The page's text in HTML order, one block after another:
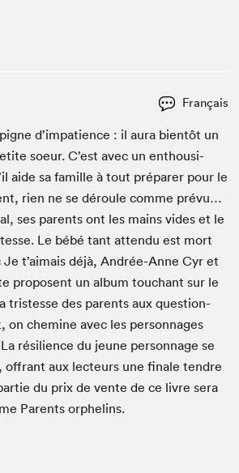
Français
d’impatience : il aura bien­tôt un
soeur. C’est avec un ent­hou­si­
aide sa famille à tout pré­par­er pour le
rien ne se déroule comme prévu…
ses par­ents ont les mains vides et le
Le bébé tant atten­du est mort
Je t’aimais déjà, Andrée-Anne Cyr et
pro­posent un album touchant sur le
tristesse des par­ents aux ques­tion­
on chem­ine avec les per­son­nages
résilience du jeune per­son­nage se
offrant aux lecteurs une finale ten­dre
du prix de vente de ce livre sera
Par­ents orphelins.